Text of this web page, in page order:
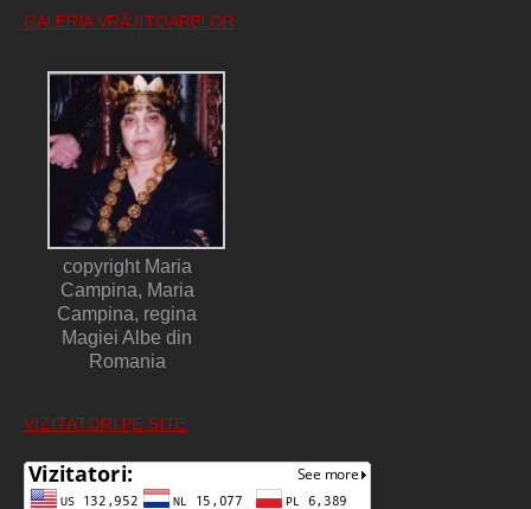
GALERIA VRĂJITOARELOR
copyright Maria
Campina, Maria
Campina, regina
Magiei Albe din
Romania
VIZITATORI PE SITE